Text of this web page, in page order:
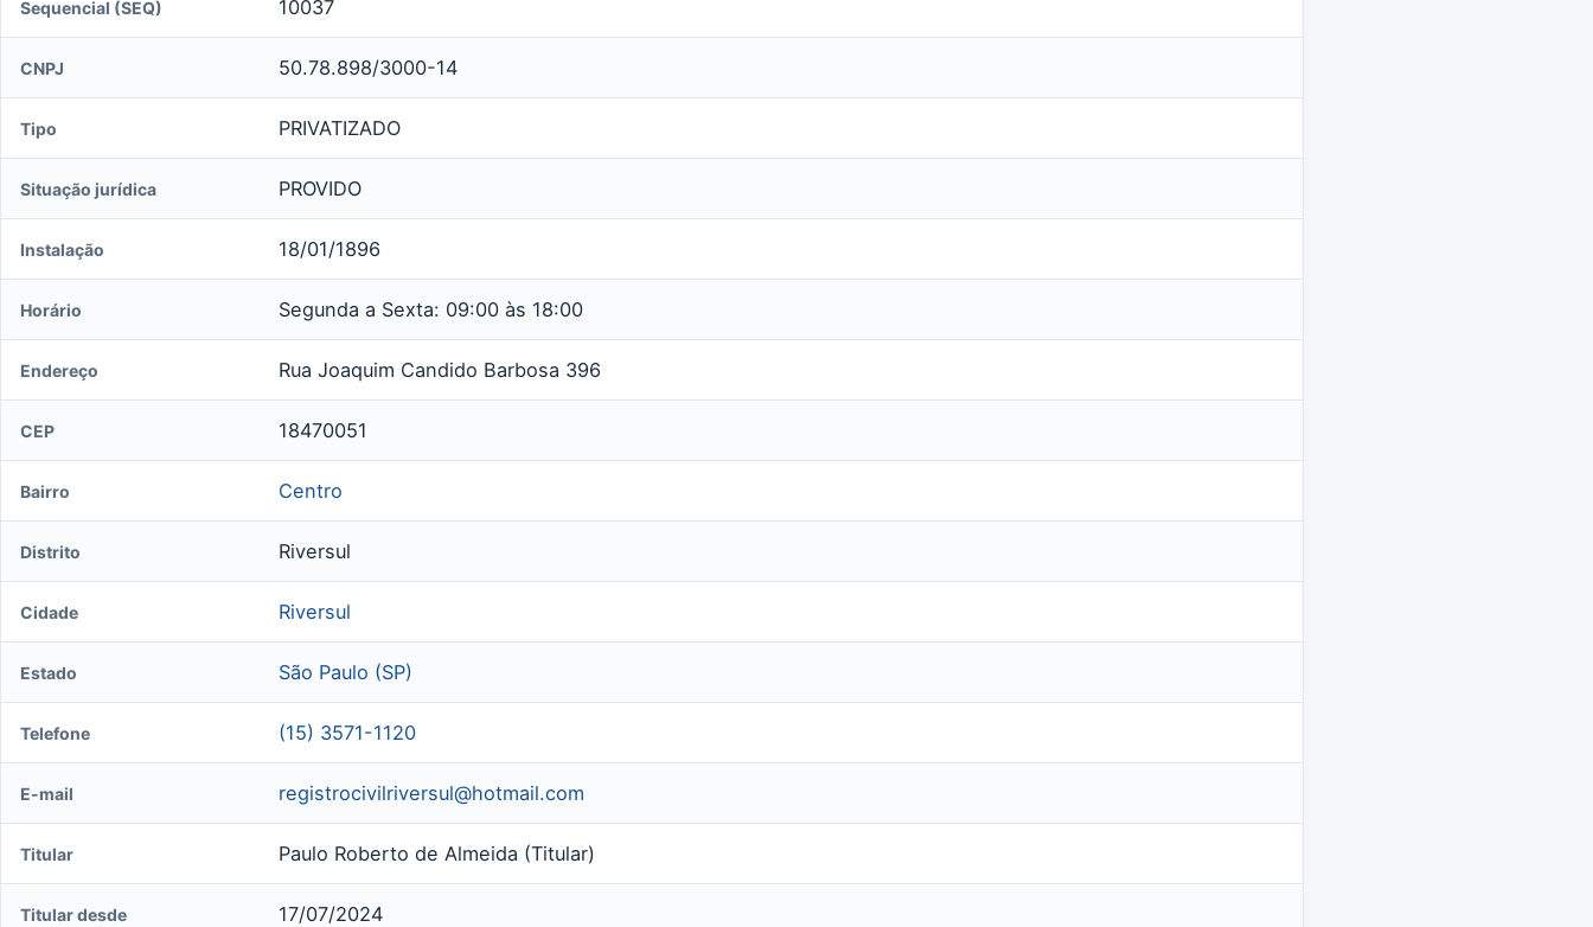
Sequencial (SEQ) 10037
CNPJ 50.78.898/3000-14
Tipo PRIVATIZADO
Situação jurídica PROVIDO
Instalação 18/01/1896
Horário Segunda a Sexta: 09:00 às 18:00
Endereço Rua Joaquim Candido Barbosa 396
CEP 18470051
Bairro Centro
Distrito Riversul
Cidade Riversul
Estado São Paulo (SP)
Telefone (15) 3571-1120
E-mail registrocivilriversul@hotmail.com
Titular Paulo Roberto de Almeida (Titular)
Titular desde 17/07/2024